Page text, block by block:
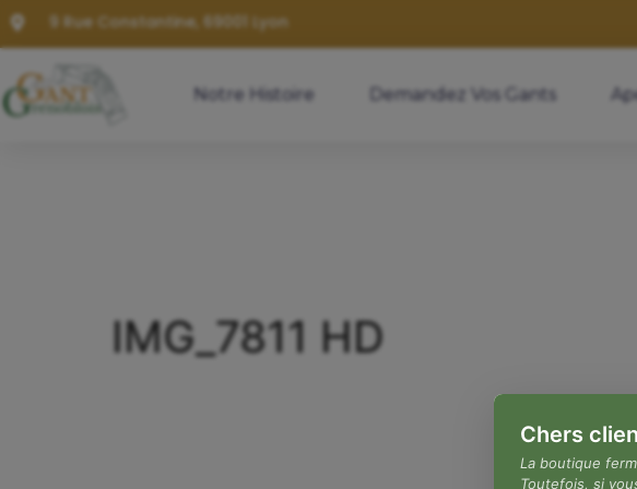
9 Rue Constantine, 69001 Lyon
Notre Histoire Demandez Vos Gants
IMG_7811 HD
Chers
La boutique
Toutefois, si